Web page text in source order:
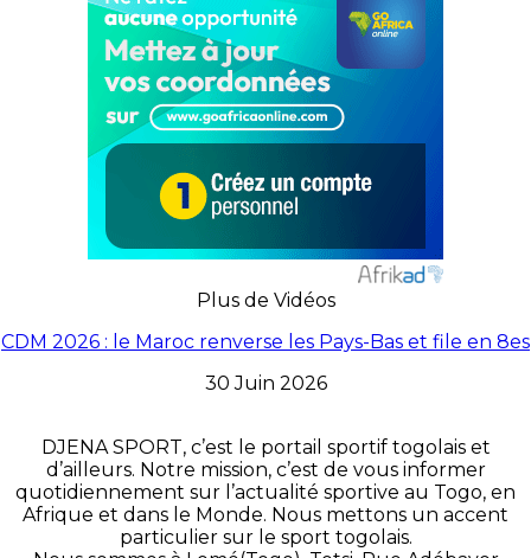
Plus de Vidéos
CDM 2026 : le Maroc renverse les Pays-Bas et file en 8es
30 Juin 2026
DJENA SPORT, c’est le portail sportif togolais et
d’ailleurs. Notre mission, c’est de vous informer
quotidiennement sur l’actualité sportive au Togo, en
Afrique et dans le Monde. Nous mettons un accent
particulier sur le sport togolais.